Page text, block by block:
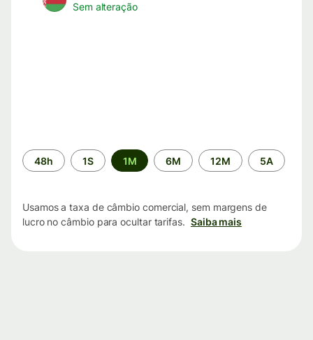
Sem alteração
Período
de
48h 1S 1M 6M 12M 5A
Usamos a taxa de câmbio comercial, sem margens de
lucro no câmbio para ocultar tarifas. Saiba mais